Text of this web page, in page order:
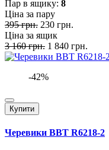
Пар в ящику: 8
Ціна за пару
395 грн. 230 грн.
Ціна за ящик
3 160 грн. 1 840 грн.
-42%
Купити
Черевики BBT R6218-2